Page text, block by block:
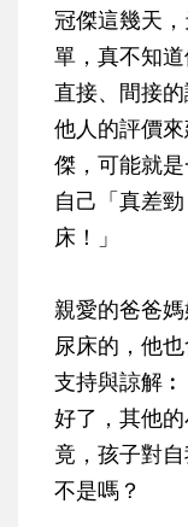
冠傑這幾天
單，真不知
直接、間接
他人的評價
傑，可能就
自己「真差
床！」
親愛的爸爸
尿床的，他
支持與諒解
好了，其他
竟，孩子對
不是嗎？